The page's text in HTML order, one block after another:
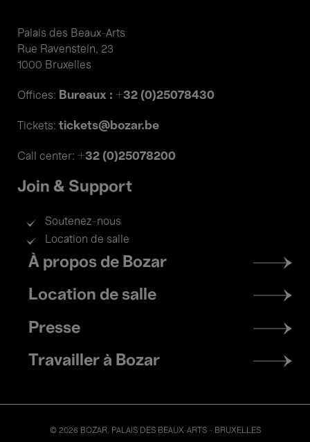
Palais des Beaux-Arts
Rue Ravenstein, 23
1000 Bruxelles
Offices: Bureaux : +32 (0)25078430
Tickets: tickets@bozar.be
Call center: +32 (0)25078200
Join & Support
Soutenez-nous
Location de salle
Footer
menu
À propos de Bozar
Location de salle
Presse
Travailler à Bozar
© 2026 BOZAR. PALAIS DES BEAUX-ARTS - BRUXELLES